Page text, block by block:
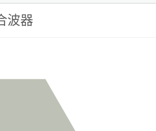
波器